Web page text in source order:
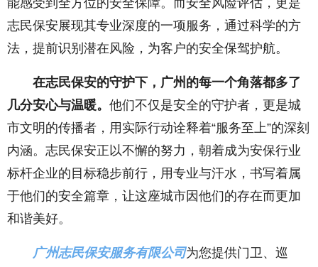
志民保安展现其专业深度的一项服务，通过科学的方
法，提前识别潜在风险，为客户的安全保驾护航。
在志民保安的守护下，广州的每一个角落都多了
几分安心与温暖。 他们不仅是安全的守护者，更是城
市文明的传播者，用实际行动诠释着“服务至上”的深刻
内涵。志民保安正以不懈的努力，朝着成为安保行业
标杆企业的目标稳步前行，用专业与汗水，书写着属
于他们的安全篇章，让这座城市因他们的存在而更加
和谐美好。
广州志民保安服务有限公司为您提供门卫、巡